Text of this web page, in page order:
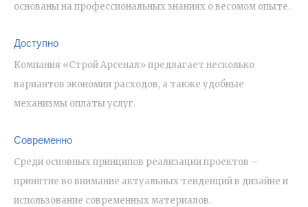
основаны на профессиональных знаниях о весомом опыте.
Доступно
Компания «Строй Арсенал» предлагает несколько
вариантов экономии расходов, а также удобные
механизмы оплаты услуг.
Современно
Среди основных принципов реализации проектов –
принятие во внимание актуальных тенденций в дизайне и
использование современных материалов.